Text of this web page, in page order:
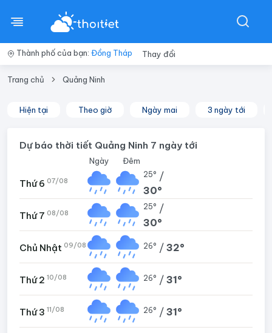
Thành phố của bạn: Đồng Tháp Thay đổi
Trang chủ Quảng Ninh
Hiện tại Theo giờ Ngày mai 3 ngày tới
Dự báo thời tiết Quảng Ninh 7 ngày tới
Ngày Đêm
Thứ 6 07/08
25° /
30°
Thứ 7 08/08
25° /
30°
Chủ Nhật 09/08 26° / 32°
Thứ 2 10/08 26° / 31°
Thứ 3 11/08 26° / 31°